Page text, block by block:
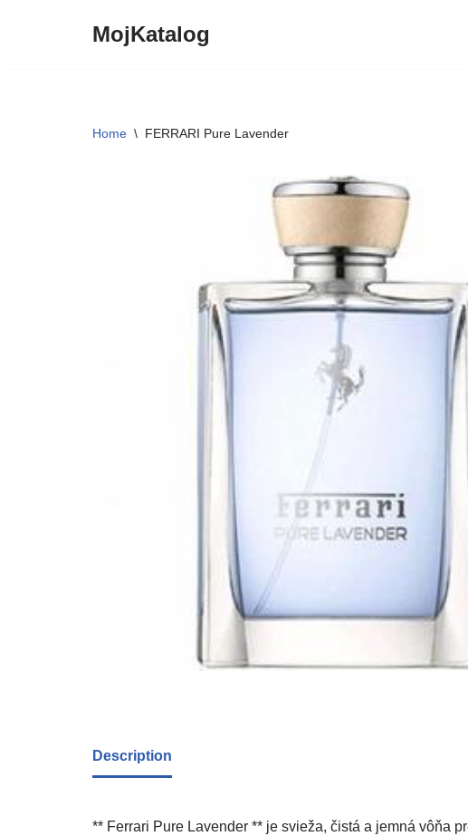
MojKatalog
Home \ FERRARI Pure Lavender
Description
** Ferrari Pure Lavender ** je svieža, čistá a jemná vôňa